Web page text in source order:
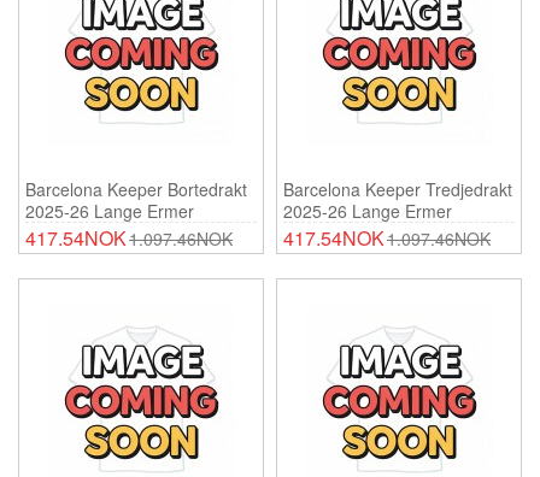
Barcelona Keeper Bortedrakt
2025-26 Lange Ermer
417.54NOK1.097.46NOK
Barcelona Keeper Tredjedrakt
2025-26 Lange Ermer
417.54NOK1.097.46NOK